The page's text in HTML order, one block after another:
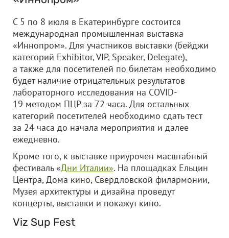
С 5 по 8 июля в Екатеринбурге состоится
международная промышленная выставка
«Иннопром». Для участников выставки (бейджи
категорий Exhibitor, VIP, Speaker, Delegate),
а также для посетителей по билетам необходимо
будет наличие отрицательных результатов
лабораторного исследования на COVID-
19 методом ПЦР за 72 часа. Для остальных
категорий посетителей необходимо сдать тест
за 24 часа до начала мероприятия и далее
ежедневно.
Кроме того, к выставке приурочен масштабный
фестиваль «Дни Италии». На площадках Ельцин
Центра, Дома кино, Свердловской филармонии,
Музея архитектуры и дизайна проведут
концерты, выставки и покажут кино.
Viz Sup Fest